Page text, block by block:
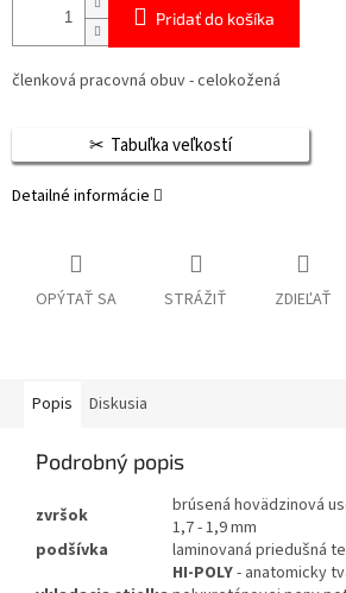
Pridať do košíka
členková pracovná obuv - celokožená
Tabuľka veľkostí
Detailné informácie
OPÝTAŤ SA STRÁŽIŤ ZDIEĽAŤ
Popis Diskusia
Podrobný popis
zvršok brúsená hovädzinová
1,7 - 1,9 mm
podšívka
laminovaná priedušná
HI-POLY- anatomicky